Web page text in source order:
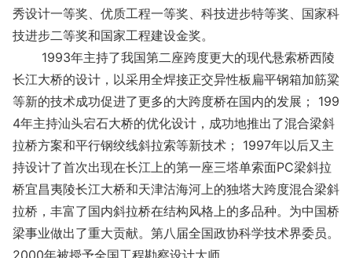
秀设计一等奖、优质工程一等奖、科技进步特等奖、国家科
技进步二等奖和国家工程建设金奖。
1993年主持了我国第二座跨度更大的现代悬索桥西陵
长江大桥的设计，以采用全焊接正交异性板扁平钢箱加筋粱
等新的技术成功促进了更多的大跨度桥在国内的发展； 199
4年主持汕头宕石大桥的优化设计，成功地推出了混合梁斜
拉桥方案和平行钢绞线斜拉索等新技术； 1997年以后又主
持设计了首次出现在长江上的第一座三塔单索面PC梁斜拉
桥宜昌夷陵长江大桥和天津沽海河上的独塔大跨度混合梁斜
拉桥，丰富了国内斜拉桥在结构风格上的多品种。为中国桥
梁事业做出了重大贡献。第八届全国政协科学技术界委员。
2000年被授予全国工程勘察设计大师。